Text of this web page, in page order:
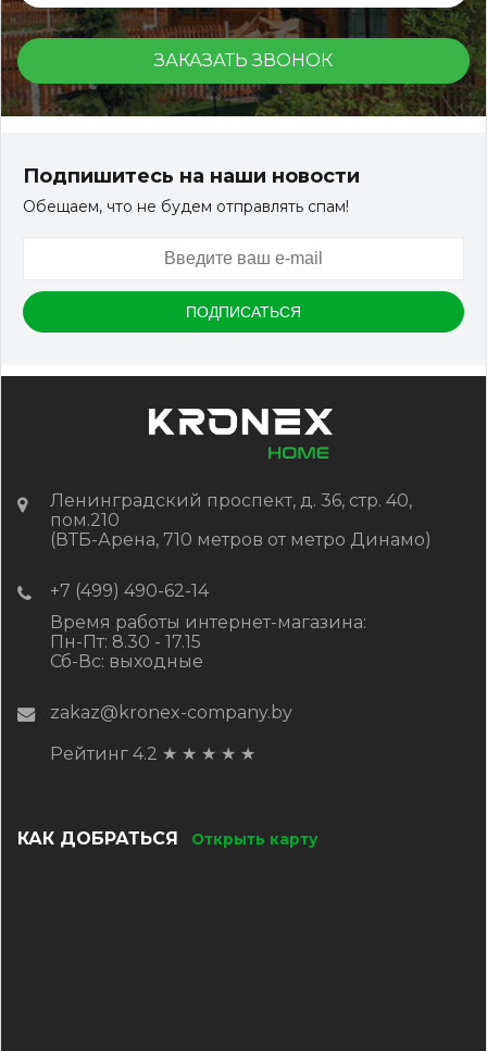
150*25*3000 мм
КУПИТЬ
ЗАКАЗАТЬ ЗВОНОК
Подпишитесь на наши новости
Обещаем, что не будем отправлять спам!
Ленинградский проспект, д. 36, стр. 40,
пом.210
(ВТБ-Арена, 710 метров от метро Динамо)
+7 (499) 490-62-14
Время работы интернет-магазина:
Пн-Пт: 8.30 - 17.15
Сб-Вс: выходные
zakaz@kronex-company.by
Рейтинг 4.2 ★ ★ ★ ★ ★
КАК ДОБРАТЬСЯ Открыть карту